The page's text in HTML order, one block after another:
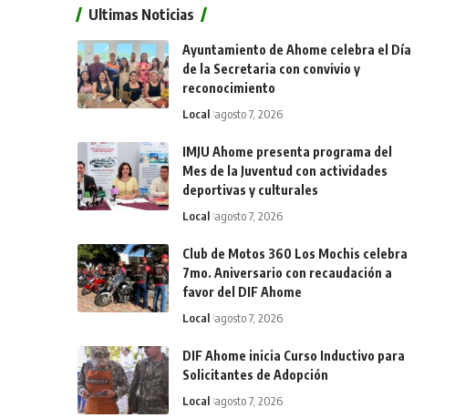
Ultimas Noticias
Ayuntamiento de Ahome celebra el Día
de la Secretaria con convivio y
reconocimiento
Local agosto 7, 2026
IMJU Ahome presenta programa del
Mes de la Juventud con actividades
deportivas y culturales
Local agosto 7, 2026
Club de Motos 360 Los Mochis celebra
7mo. Aniversario con recaudación a
favor del DIF Ahome
Local agosto 7, 2026
DIF Ahome inicia Curso Inductivo para
Solicitantes de Adopción
Local agosto 7, 2026